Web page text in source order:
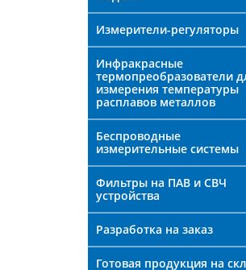
Измерители-регуляторы
Инфракрасные
термопреобразователи
измерения температуры
расплавов металлов
Беспроводные
измерительные системы
Фильтры на ПАВ и СВЧ
устройства
Разработка на заказ
Готовая продукция на